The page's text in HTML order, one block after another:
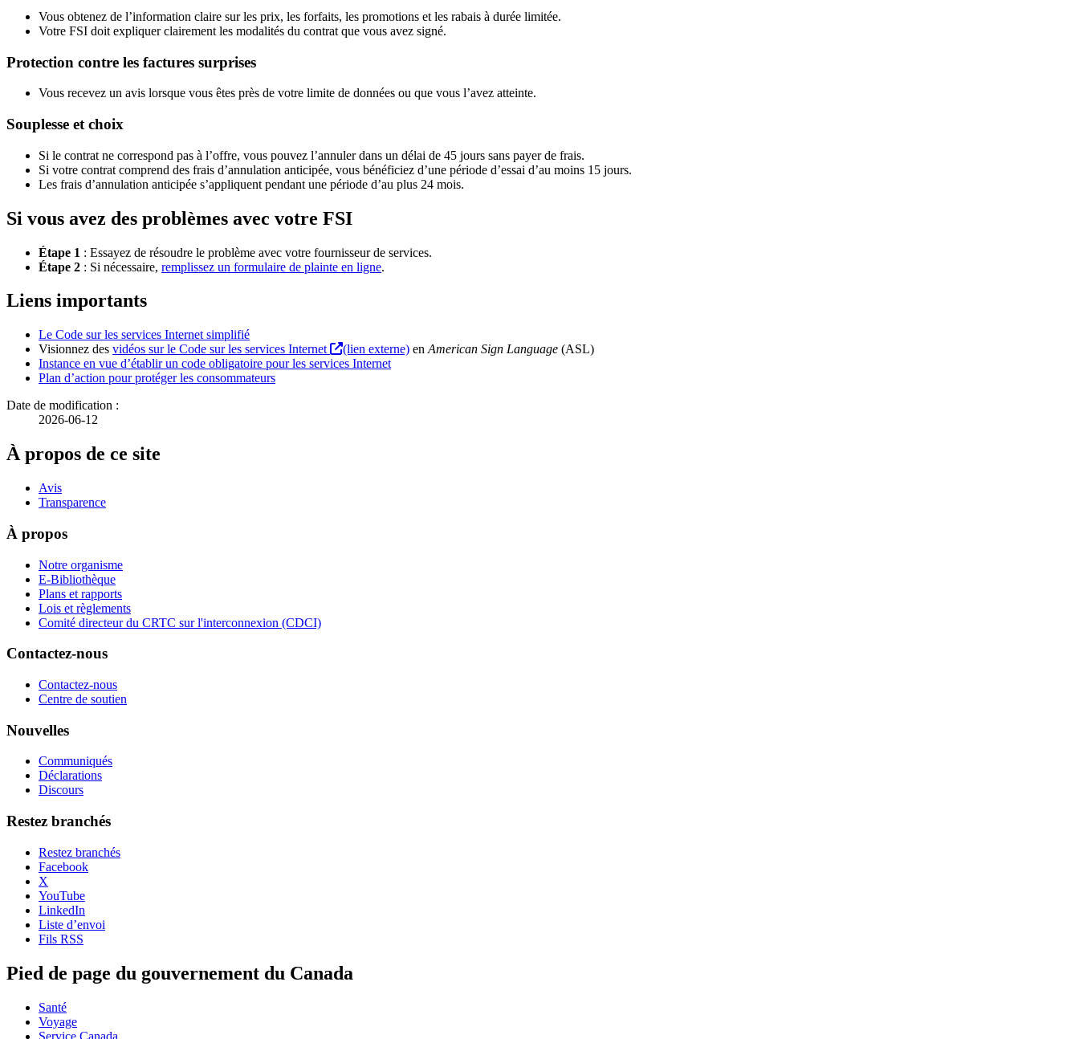
Vous obtenez de l’information claire sur les prix, les forfaits, les promotions et les rabais à durée limitée.
Votre FSI doit expliquer clairement les modalités du contrat que vous avez signé.
Protection contre les factures surprises
Vous recevez un avis lorsque vous êtes près de votre limite de données ou que vous l’avez atteinte.
Souplesse et choix
Si le contrat ne correspond pas à l’offre, vous pouvez l’annuler dans un délai de 45 jours sans payer de frais.
Si votre contrat comprend des frais d’annulation anticipée, vous bénéficiez d’une période d’essai d’au moins 15 jours.
Les frais d’annulation anticipée s’appliquent pendant une période d’au plus 24 mois.
Si vous avez des problèmes avec votre FSI
Étape 1 : Essayez de résoudre le problème avec votre fournisseur de services.
Étape 2 : Si nécessaire, remplissez un formulaire de plainte en ligne.
Liens importants
Le Code sur les services Internet simplifié
Visionnez des vidéos sur le Code sur les services Internet (lien externe) en American Sign Language (ASL)
Instance en vue d’établir un code obligatoire pour les services Internet
Plan d’action pour protéger les consommateurs
Date de modification :
2026-06-12
À propos de ce site
Avis
Transparence
À propos
Notre organisme
E-Bibliothèque
Plans et rapports
Lois et règlements
Comité directeur du CRTC sur l'interconnexion (CDCI)
Contactez-nous
Contactez-nous
Centre de soutien
Nouvelles
Communiqués
Déclarations
Discours
Restez branchés
Restez branchés
Facebook
X
YouTube
LinkedIn
Liste d’envoi
Fils RSS
Pied de page du gouvernement du Canada
Santé
Voyage
Service Canada